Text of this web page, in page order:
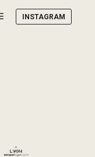
INSTAGRAM